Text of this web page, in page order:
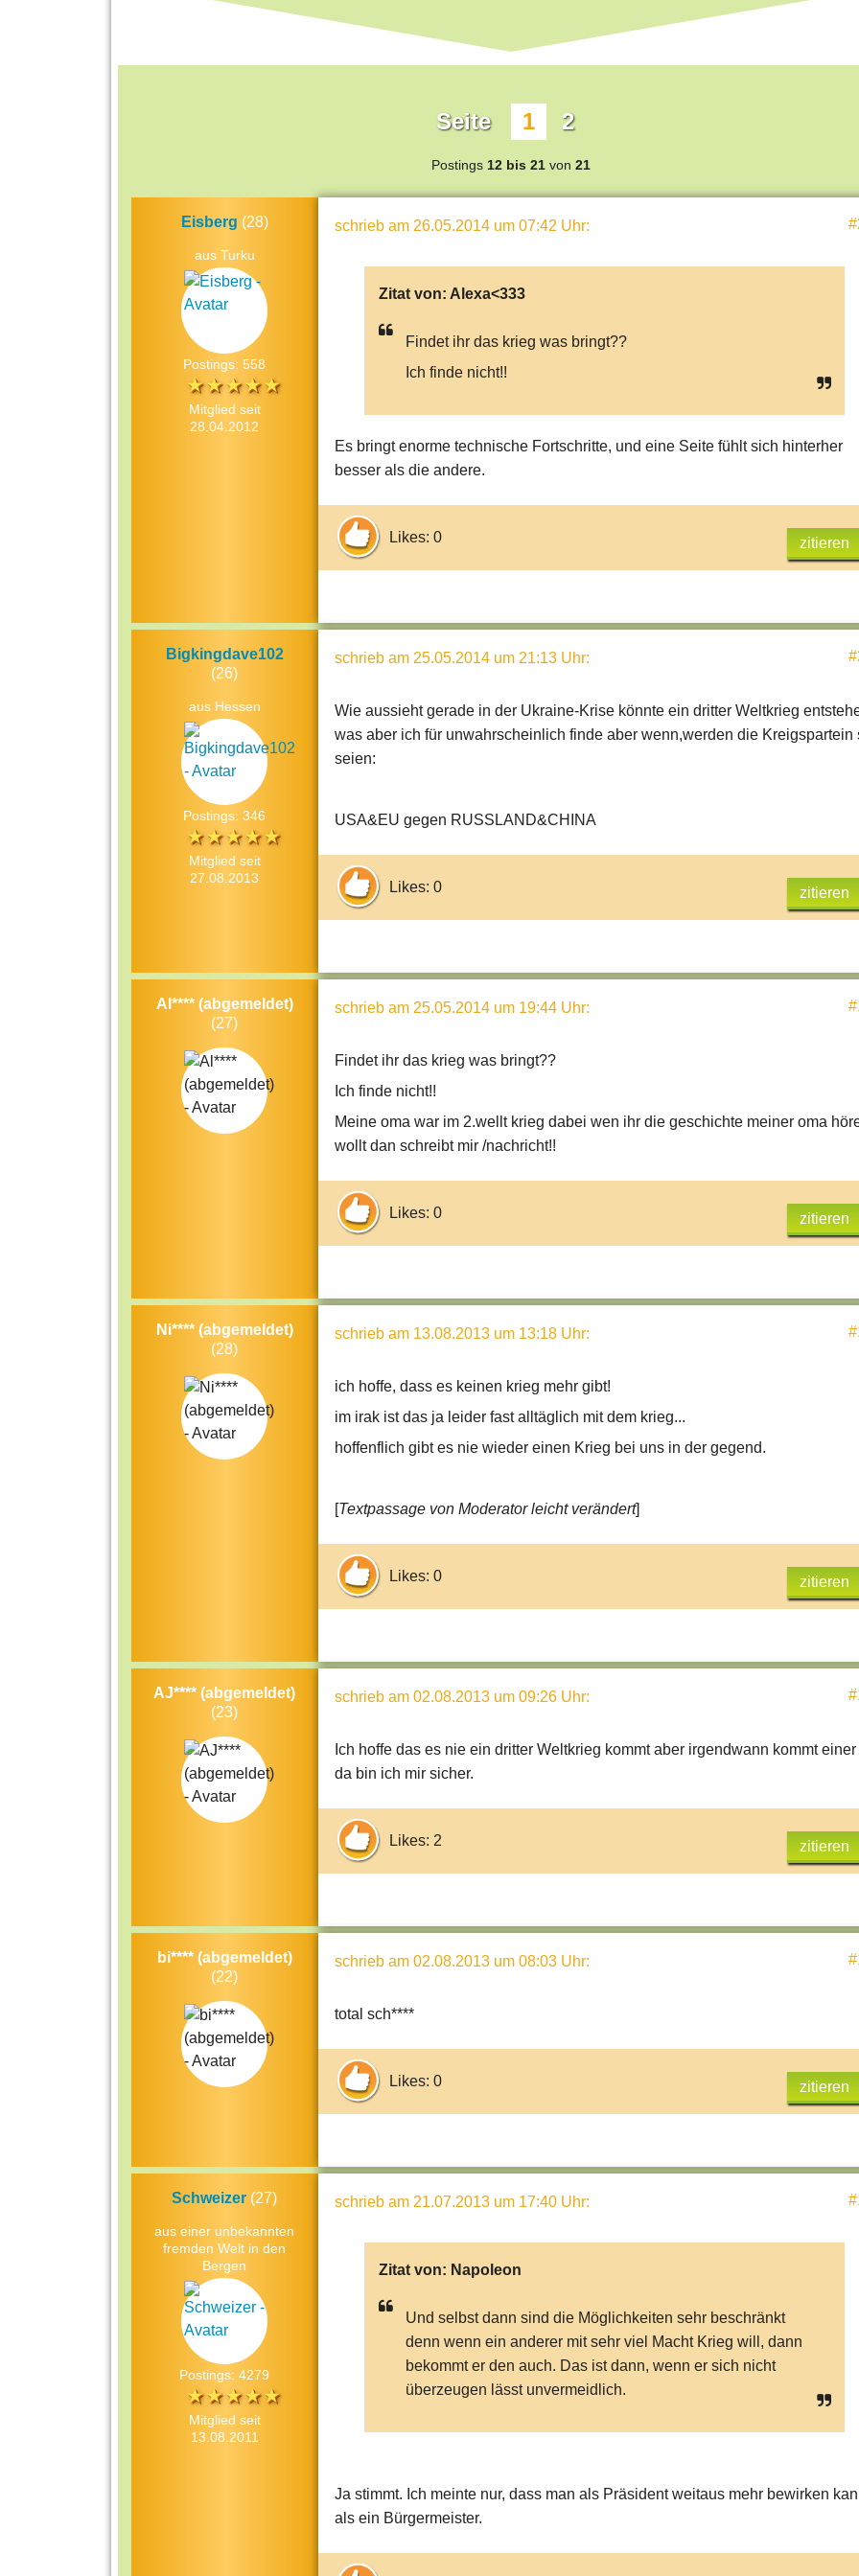
Seite 1 2
Postings 12 bis 21 von 21
Eisberg (28)
aus Turku
Postings: 558
Mitglied seit
28.04.2012
schrieb am 26.05.2014 um 07:42 Uhr:
Zitat von: Alexa<333
Findet ihr das krieg was bringt??
Ich finde nicht!!
Es bringt enorme technische Fortschritte, und eine Seite fühlt sich hinterher
besser als die andere.
Likes: 0 zitieren
Bigkingdave102
(26)
aus Hessen
Postings: 346
Mitglied seit
27.08.2013
schrieb am 25.05.2014 um 21:13 Uhr:
Wie aussieht gerade in der Ukraine-Krise könnte ein dritter Weltkrieg
was aber ich für unwahrscheinlich finde aber wenn,werden die Kreigspartein
seien:
USA&EU gegen RUSSLAND&CHINA
Likes: 0 zitieren
Al**** (abgemeldet)
(27)
schrieb am 25.05.2014 um 19:44 Uhr:
Findet ihr das krieg was bringt??
Ich finde nicht!!
Meine oma war im 2.wellt krieg dabei wen ihr die geschichte meiner oma
wollt dan schreibt mir /nachricht!!
Likes: 0 zitieren
Ni**** (abgemeldet)
(28)
schrieb am 13.08.2013 um 13:18 Uhr:
ich hoffe, dass es keinen krieg mehr gibt!
im irak ist das ja leider fast alltäglich mit dem krieg...
hoffenflich gibt es nie wieder einen Krieg bei uns in der gegend.
[Textpassage von Moderator leicht verändert]
Likes: 0 zitieren
AJ**** (abgemeldet)
(23)
schrieb am 02.08.2013 um 09:26 Uhr:
Ich hoffe das es nie ein dritter Weltkrieg kommt aber irgendwann kommt einer
da bin ich mir sicher.
Likes: 2 zitieren
bi**** (abgemeldet)
(22)
schrieb am 02.08.2013 um 08:03 Uhr:
total sch****
Likes: 0 zitieren
Schweizer (27)
aus einer unbekannten
fremden Welt in den
Bergen
Postings: 4279
Mitglied seit
13.08.2011
schrieb am 21.07.2013 um 17:40 Uhr:
Zitat von: Napoleon
Und selbst dann sind die Möglichkeiten sehr beschränkt
denn wenn ein anderer mit sehr viel Macht Krieg will, dann
bekommt er den auch. Das ist dann, wenn er sich nicht
überzeugen lässt unvermeidlich.
Ja stimmt. Ich meinte nur, dass man als Präsident weitaus mehr bewirken
als ein Bürgermeister.